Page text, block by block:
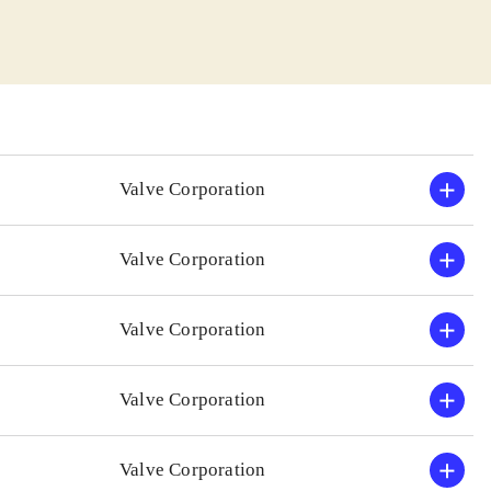
tid, bliver
finde sig.
mildest
Valve Corporation
Valve Corporation
Valve Corporation
Valve Corporation
Valve Corporation